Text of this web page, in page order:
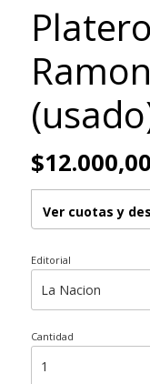
$12.000,00
Ver cuotas y
Editorial
Cantidad